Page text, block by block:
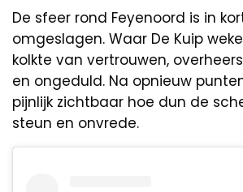
De sfeer rond Feyenoord is in
omgeslagen. Waar De Kuip
kolkte van vertrouwen,
en ongeduld. Na opnieuw
pijnlijk zichtbaar hoe dun de
steun en onvrede.